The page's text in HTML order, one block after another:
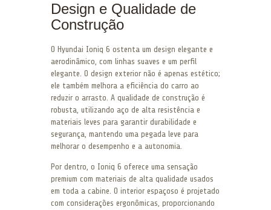
Design e Qualidade de
Construção
O Hyundai Ioniq 6 ostenta um design elegante e
aerodinâmico, com linhas suaves e um perfil
elegante. O design exterior não é apenas estético;
ele também melhora a eficiência do carro ao
reduzir o arrasto. A qualidade de construção é
robusta, utilizando aço de alta resistência e
materiais leves para garantir durabilidade e
segurança, mantendo uma pegada leve para
melhorar o desempenho e a autonomia.
Por dentro, o Ioniq 6 oferece uma sensação
premium com materiais de alta qualidade usados
em toda a cabine. O interior espaçoso é projetado
com considerações ergonômicas, proporcionando